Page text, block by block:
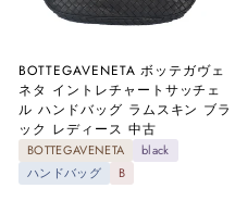
BOTTEGAVENETA ボッテガヴェ
ネタ イントレチャートサッチェ
ル ハンドバッグ ラムスキン ブラ
ック レディース 中古
BOTTEGAVENETA
black
ハンドバッグ
B